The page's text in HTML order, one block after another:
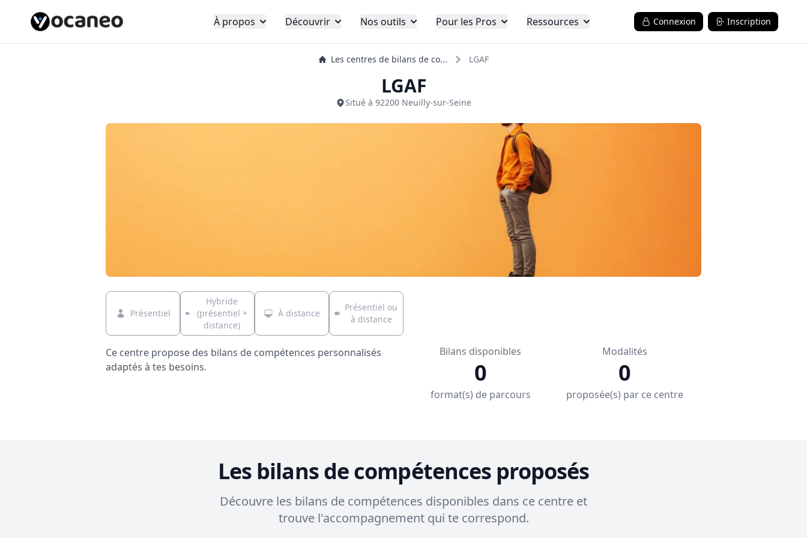
À propos Découvrir Nos outils Pour les Pros Ressources Connexion Inscription
Les centres de bilans de co... LGAF
LGAF
Situé à 92200 Neuilly-sur-Seine
Présentiel
Hybride
(présentiel +
distance)
À distance
Présentiel ou
à distance
Ce centre propose des bilans de compétences personnalisés
adaptés à tes besoins.
Bilans disponibles
0
format(s) de parcours
Modalités
0
proposée(s) par ce centre
Les bilans de compétences proposés
Découvre les bilans de compétences disponibles dans ce centre et
trouve l'accompagnement qui te correspond.